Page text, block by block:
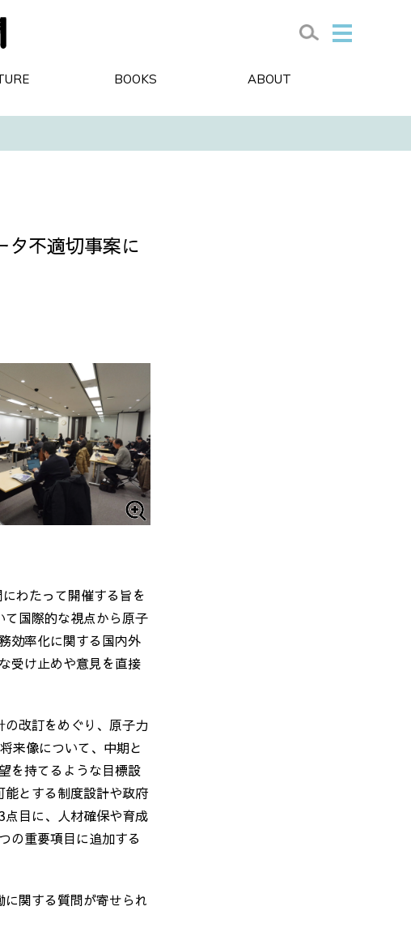
BOOKS ABOUT
タ不適切事案に
にわたって開催する旨を
国際的な視点から原子
効率化に関する国内外
受け止めや意見を直接
の改訂をめぐり、原子力
来像について、中期と
を持てるような目標設
とする制度設計や政府
3点目に、人材確保や育成
つの重要項目に追加する
に関する質問が寄せられ